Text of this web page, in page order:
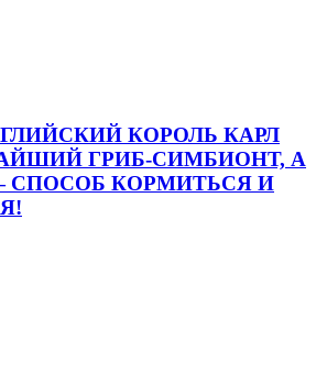
КОРОЛЬ КАРЛ
ГРИБ-СИМБИОНТ, А
СПОСОБ КОРМИТЬСЯ И